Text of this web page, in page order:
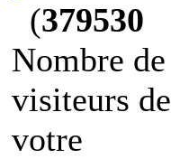
(379530
Nombre de
visiteurs de
votre